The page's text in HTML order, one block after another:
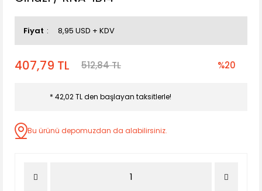
Fiyat 8,95 USD + KDV
407,79 TL 512,84 TL %20
* 42,02 TL den başlayan taksitlerle!
Bu ürünü depomuzdan da alabilirsiniz.